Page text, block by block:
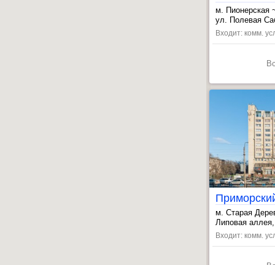
м. Пионерская
,
, Старая
ул. Полевая
Входит: комм.
м. Старая
, Чёрная
, Крестовский
Липовая
Входит: комм.